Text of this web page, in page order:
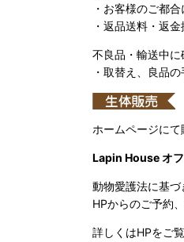
・お客様のご都
・返品送料・返
不良品・輸送中に
・取替え、良品
ホームページにて
Lapin House オ
動物愛護法に基づ
HPからのご予約
詳しくはHPをご覧